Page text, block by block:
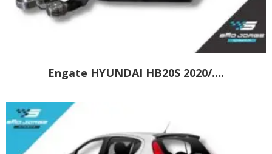
Engate HYUNDAI HB20S 2020/….